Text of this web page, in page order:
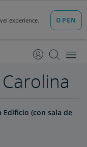
Edificio (con sala de